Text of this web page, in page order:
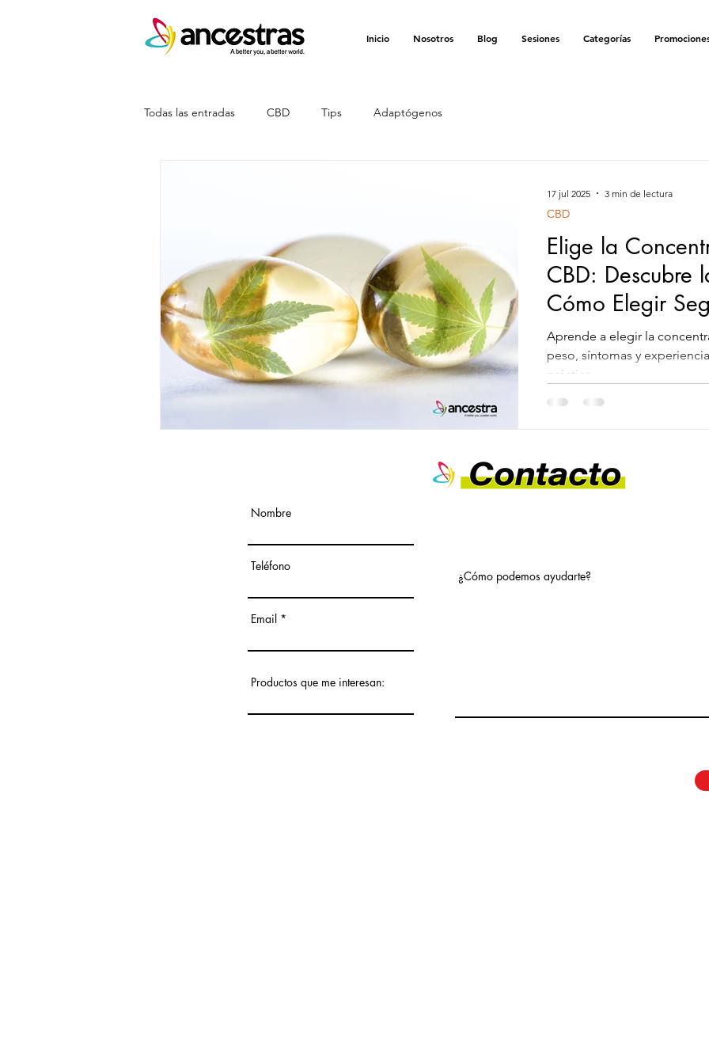
Inicio Nosotros Blog Sesiones Categorías
Todas las entradas CBD Tips Adaptógenos
Elige la
CBD: Descubre
Cómo Elegir
Necesidades
Aprende a elegir la
peso, síntomas y
práctica.
CBD
17 jul 2025 3 min de lectura
Nombre
Teléfono
Email
Productos que me interesan:
¿Cómo podemos ayudarte?